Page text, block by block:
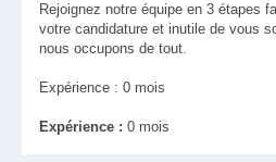
Rejoignez notre équipe en 3 étapes
votre candidature et inutile de vous
nous occupons de tout.
Expérience : 0 mois
Expérience : 0 mois